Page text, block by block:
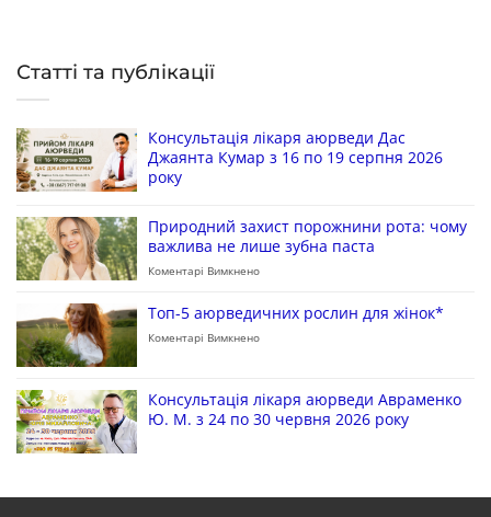
Статті та публікації
Консультація лікаря аюрведи Дас
Джаянта Кумар з 16 по 19 серпня 2026
року
Природний захист порожнини рота: чому
важлива не лише зубна паста
Коментарі Вимкнено
Топ-5 аюрведичних рослин для жінок*
Коментарі Вимкнено
Консультація лікаря аюрведи Авраменко
Ю. М. з 24 по 30 червня 2026 року